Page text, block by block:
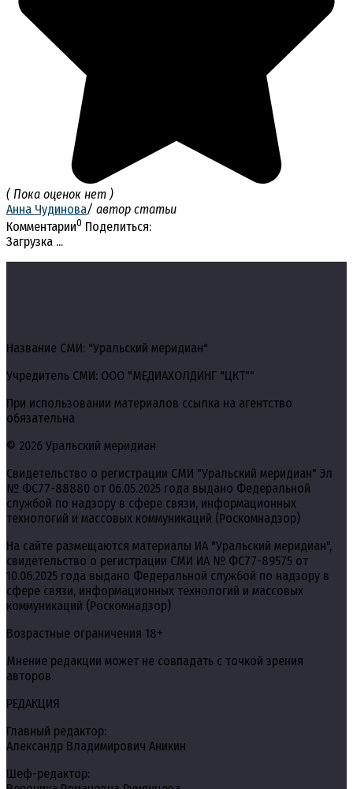
( Пока оценок нет )
Анна Чудинова/ автор статьи
Комментарии0 Поделиться:
Загрузка ...
Название СМИ: "Уральский меридиан"
Учредитель СМИ: ООО "МЕДИАХОЛДИНГ "ЦКТ""
При использовании материалов ссылка на агентство
обязательна
© 2026 Уральский меридиан
Свидетельство о регистрации СМИ "Уральский меридиан" Эл
№ ФС77-88880 от 06.05.2025 года выдано Федеральной
службой по надзору в сфере связи, информационных
технологий и массовых коммуникаций (Роскомнадзор)
На сайте размещаются материалы ИА "Уральский меридиан",
свидетельство о регистрации СМИ ИА № ФС77-89575 от
10.06.2025 года выдано Федеральной службой по надзору в
сфере связи, информационных технологий и массовых
коммуникаций (Роскомнадзор)
Возрастные ограничения 18+
Мнение редакции может не совпадать с точкой зрения
авторов.
РЕДАКЦИЯ
Главный редактор:
Александр Владимирович Аникин
Шеф-редактор: